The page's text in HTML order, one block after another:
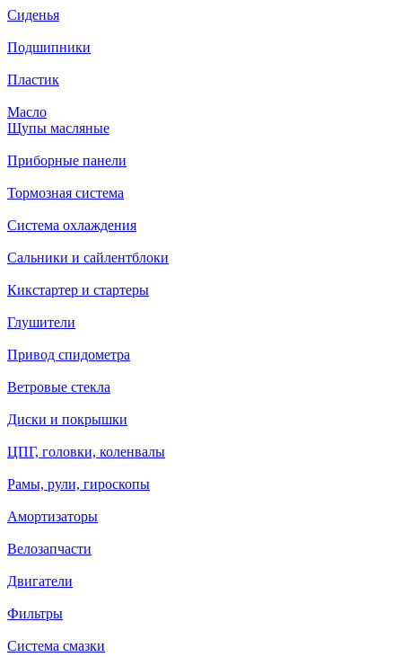
Сиденья
Подшипники
Пластик
Масло
Щупы масляные
Приборные панели
Тормозная система
Система охлаждения
Сальники и сайлентблоки
Кикстартер и стартеры
Глушители
Привод спидометра
Ветровые стекла
Диски и покрышки
ЦПГ, головки, коленвалы
Рамы, рули, гироскопы
Амортизаторы
Велозапчасти
Двигатели
Фильтры
Система смазки